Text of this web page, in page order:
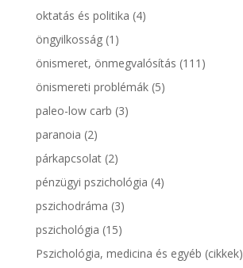
oktatás és politika (4)
öngyilkosság(1)
önismeret, önmegvalósítás (111)
önismereti problémák(5)
paleo-low carb (3)
paranoia (2)
párkapcsolat(2)
pénzügyi pszichológia (4)
pszichodráma (3)
pszichológia (15)
Pszichológia, medicina és egyéb (cikkek)